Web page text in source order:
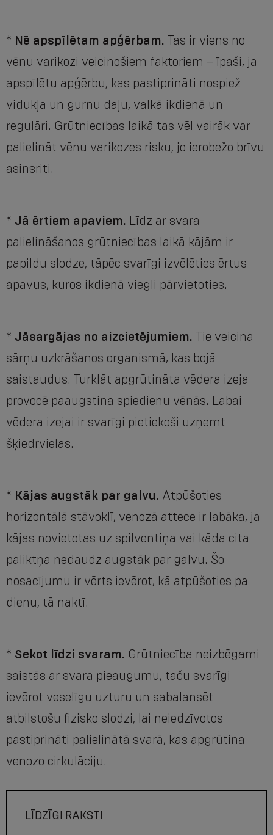
* Nē apspīlētam apģērbam. Tas ir viens no
vēnu varikozi veicinošiem faktoriem – īpaši, ja
apspīlētu apģērbu, kas pastiprināti nospiež
vidukļa un gurnu daļu, valkā ikdienā un
regulāri. Grūtniecības laikā tas vēl vairāk var
palielināt vēnu varikozes risku, jo ierobežo brīvu
asinsriti.
* Jā ērtiem apaviem. Līdz ar svara
palielināšanos grūtniecības laikā kājām ir
papildu slodze, tāpēc svarīgi izvēlēties ērtus
apavus, kuros ikdienā viegli pārvietoties.
* Jāsargājas no aizcietējumiem. Tie veicina
sārņu uzkrāšanos organismā, kas bojā
saistaudus. Turklāt apgrūtināta vēdera izeja
provocē paaugstina spiedienu vēnās. Labai
vēdera izejai ir svarīgi pietiekoši uzņemt
šķiedrvielas.
* Kājas augstāk par galvu. Atpūšoties
horizontālā stāvoklī, venozā attece ir labāka, ja
kājas novietotas uz spilventiņa vai kāda cita
paliktņa nedaudz augstāk par galvu. Šo
nosacījumu ir vērts ievērot, kā atpūšoties pa
dienu, tā naktī.
* Sekot līdzi svaram. Grūtniecība neizbēgami
saistās ar svara pieaugumu, taču svarīgi
ievērot veselīgu uzturu un sabalansēt
atbilstošu fizisko slodzi, lai neiedzīvotos
pastiprināti palielinātā svarā, kas apgrūtina
venozo cirkulāciju.
LĪDZĪGI RAKSTI